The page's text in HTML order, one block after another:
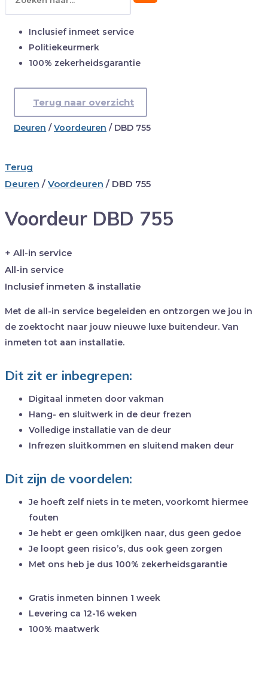
Inclusief inmeet service
Politiekeurmerk
100% zekerheidsgarantie
Terug naar overzicht
Deuren /Voordeuren / DBD 755
Terug
Deuren / Voordeuren / DBD 755
Voordeur DBD 755
+ All-in service
All-in service
Inclusief inmeten & installatie
Met de all-in service begeleiden en ontzorgen we jou in
de zoektocht naar jouw nieuwe luxe buitendeur. Van
inmeten tot aan installatie.
Dit zit er inbegrepen:
Digitaal inmeten door vakman
Hang- en sluitwerk in de deur frezen
Volledige installatie van de deur
Infrezen sluitkommen en sluitend maken deur
Dit zijn de voordelen:
Je hoeft zelf niets in te meten, voorkomt hiermee
fouten
Je hebt er geen omkijken naar, dus geen gedoe
Je loopt geen risico’s, dus ook geen zorgen
Met ons heb je dus 100% zekerheidsgarantie
Gratis inmeten binnen 1 week
Levering ca 12-16 weken
100% maatwerk